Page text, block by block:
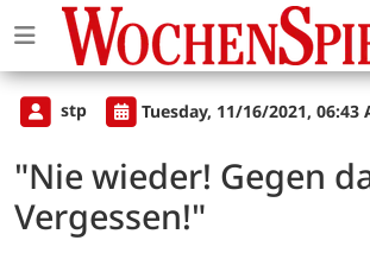
stp Tuesday, 11/16/2021, 06:43
"Nie wieder! Gegen
Vergessen!"